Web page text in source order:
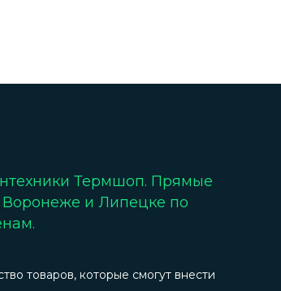
Термшоп. Прямые
и Липецке по
товаров, которые смогут внести